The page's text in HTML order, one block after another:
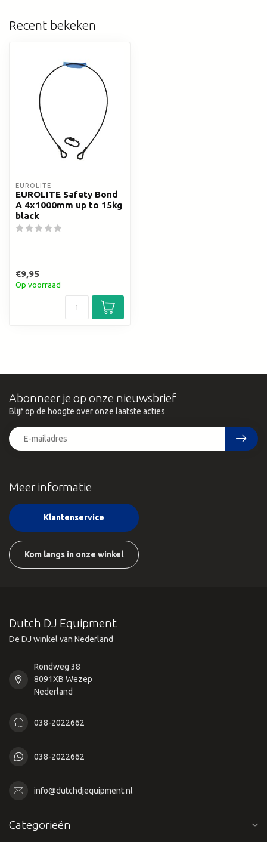
Recent bekeken
EUROLITE
EUROLITE Safety Bond
A 4x1000mm up to 15kg
black
€9,95
Op voorraad
Meer informatie
Klantenservice
Kom langs in onze winkel
Abonneer je op onze nieuwsbrief
Blijf op de hoogte over onze laatste acties
Dutch DJ Equipment
De DJ winkel van Nederland
Rondweg 38
8091XB Wezep
Nederland
038-2022662
038-2022662
info@dutchdjequipment.nl
Categorieën